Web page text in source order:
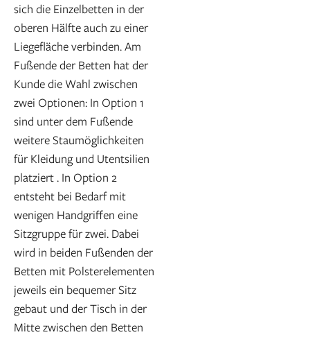
sich die Einzelbetten in der
oberen Hälfte auch zu einer
Liegefläche verbinden. Am
Fußende der Betten hat der
Kunde die Wahl zwischen
zwei Optionen: In Option 1
sind unter dem Fußende
weitere Staumöglichkeiten
für Kleidung und Utentsilien
platziert . In Option 2
entsteht bei Bedarf mit
wenigen Handgriffen eine
Sitzgruppe für zwei. Dabei
wird in beiden Fußenden der
Betten mit Polsterelementen
jeweils ein bequemer Sitz
gebaut und der Tisch in der
Mitte zwischen den Betten